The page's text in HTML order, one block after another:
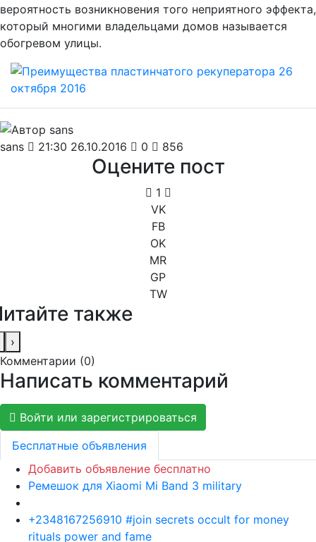
вероятность возникновения того неприятного эффекта,
который многими владельцами домов называется
обогревом улицы.
sans 21:30 26.10.2016 0 856
Оцените пост
1
VK
FB
OK
MR
GP
TW
также
›
Комментарии (0)
Написать комментарий
Войти или зарегистрироваться
Бесплатные объявления
Добавить объявление бесплатно
Ремешок для Xiaomi Mi Band 3 military
+2348167256910 #join secrets occult for money
rituals power and fame